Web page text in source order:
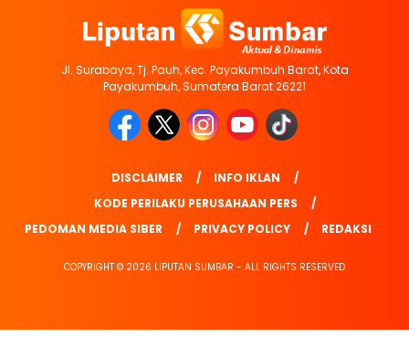
Jl. Surabaya, Tj. Pauh, Kec. Payakumbuh Barat, Kota
Payakumbuh, Sumatera Barat 26221
DISCLAIMER
INFO IKLAN
KODE PERILAKU PERUSAHAAN PERS
PEDOMAN MEDIA SIBER
PRIVACY POLICY REDAKSI
COPYRIGHT © 2026 LIPUTAN SUMBAR - ALL RIGHTS RESERVED